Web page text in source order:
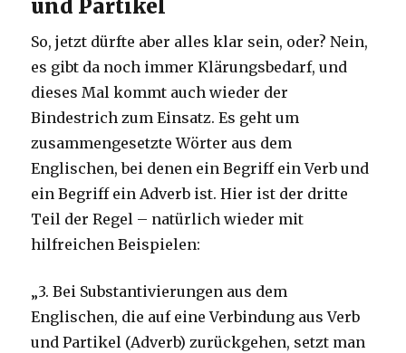
und Partikel
So, jetzt dürfte aber alles klar sein, oder? Nein,
es gibt da noch immer Klärungsbedarf, und
dieses Mal kommt auch wieder der
Bindestrich zum Einsatz. Es geht um
zusammengesetzte Wörter aus dem
Englischen, bei denen ein Begriff ein Verb und
ein Begriff ein Adverb ist. Hier ist der dritte
Teil der Regel – natürlich wieder mit
hilfreichen Beispielen:
„3. Bei Substantivierungen aus dem
Englischen, die auf eine Verbindung aus Verb
und Partikel (Adverb) zurückgehen, setzt man